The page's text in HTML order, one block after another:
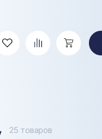
Избранное СравнениеКорзина
25 товаров